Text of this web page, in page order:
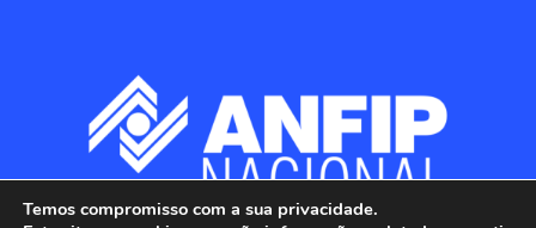
Temos compromisso com a sua privacidade.